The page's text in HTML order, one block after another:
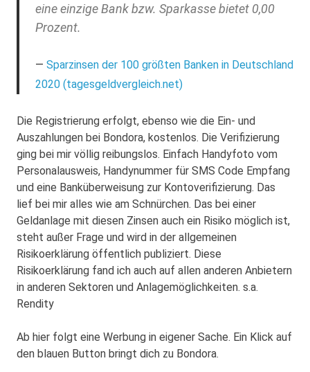
eine einzige Bank bzw. Sparkasse bietet 0,00
Prozent.
Sparzinsen der 100 größten Banken in Deutschland
2020 (tagesgeldvergleich.net)
Die Registrierung erfolgt, ebenso wie die Ein- und
Auszahlungen bei Bondora, kostenlos. Die Verifizierung
ging bei mir völlig reibungslos. Einfach Handyfoto vom
Personalausweis, Handynummer für SMS Code Empfang
und eine Banküberweisung zur Kontoverifizierung. Das
lief bei mir alles wie am Schnürchen. Das bei einer
Geldanlage mit diesen Zinsen auch ein Risiko möglich ist,
steht außer Frage und wird in der allgemeinen
Risikoerklärung öffentlich publiziert. Diese
Risikoerklärung fand ich auch auf allen anderen Anbietern
in anderen Sektoren und Anlagemöglichkeiten. s.a.
Rendity
Ab hier folgt eine Werbung in eigener Sache. Ein Klick auf
den blauen Button bringt dich zu Bondora.